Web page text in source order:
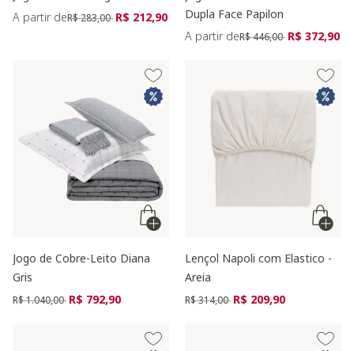
A partir dePreço reduzido de
R$ 283,00 para
R$ 212,90
Dupla Face Papilon
A partir dePreço reduzido de
R$ 446,00 para
R$ 372,90
Jogo de Cobre-Leito Diana
Gris
Preço reduzido de
R$ 1.040,00 para
R$ 792,90
Lençol Napoli com Elastico -
Areia
Preço reduzido de
R$ 314,00 para
R$ 209,90